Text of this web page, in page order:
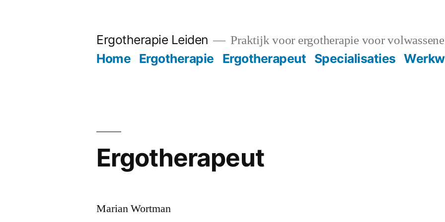
Ergotherapie Leiden Praktijk voor ergotherapie voor
Home Ergotherapie Ergotherapeut Specialisaties
Ergotherapeut
Marian Wortman